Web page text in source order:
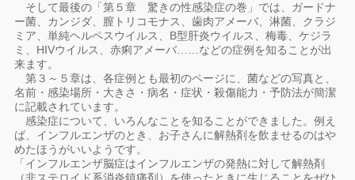
そして最後の「第５章 驚きの性感染症の巻」では、ガードナ
ー菌、カンジダ、膣トリコモナス、歯肉アメーバ、淋菌、クラジ
ミア、単純ヘルペスウイルス、B型肝炎ウイルス、梅毒、ケジラ
ミ、HIVウイルス、赤痢アメーバ……などの症例を知ることが出
来ます。
第３～５章は、各症例とも最初のページに、菌などの写真と、
名前・感染場所・大きさ・病名・症状・殺傷能力・予防法が簡潔
に記載されています。
感染症について、いろんなことを知ることができました。例え
ば、インフルエンザのとき、お子さんに解熱剤を飲ませるのはや
めたほうがいいようです。
「インフルエンザ脳症はインフルエンザの発熱に対して解熱剤